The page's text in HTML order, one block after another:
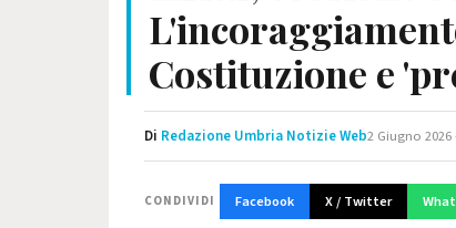
Costituzione e
Di Redazione Umbria Notizie Web2 Giugno 2026
CONDIVIDI Facebook X / Twitter